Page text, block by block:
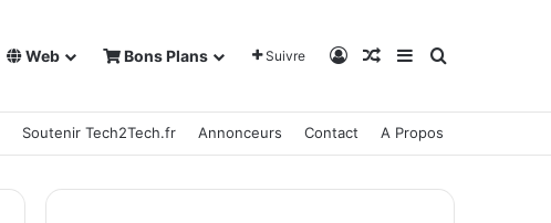
Web Bons Plans Suivre Connexion
Article Aléatoire
Sidebar (barre
Rechercher
Soutenir Tech2Tech.fr Annonceurs Contact A Propos